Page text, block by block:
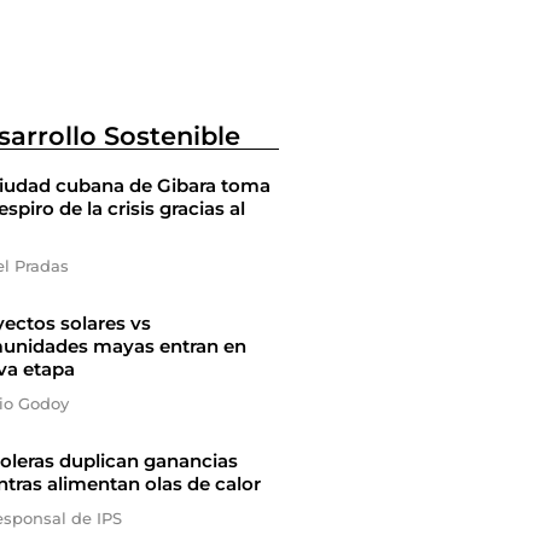
Sostenible
cubana de Gibara toma
de la crisis gracias al
Pradas
solares vs
mayas entran en
etapa
Godoy
duplican ganancias
alimentan olas de calor
de IPS